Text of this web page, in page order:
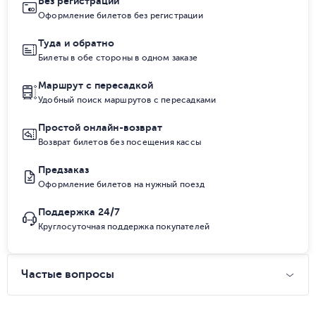
Оформление билетов без регистрации
Туда и обратно
Билеты в обе стороны в одном заказе
Маршрут с пересадкой
Удобный поиск маршрутов с пересадками
Простой онлайн-возврат
Возврат билетов без посещения кассы
Предзаказ
Оформление билетов на нужный поезд
Поддержка 24/7
Круглосуточная поддержка покупателей
Частые вопросы